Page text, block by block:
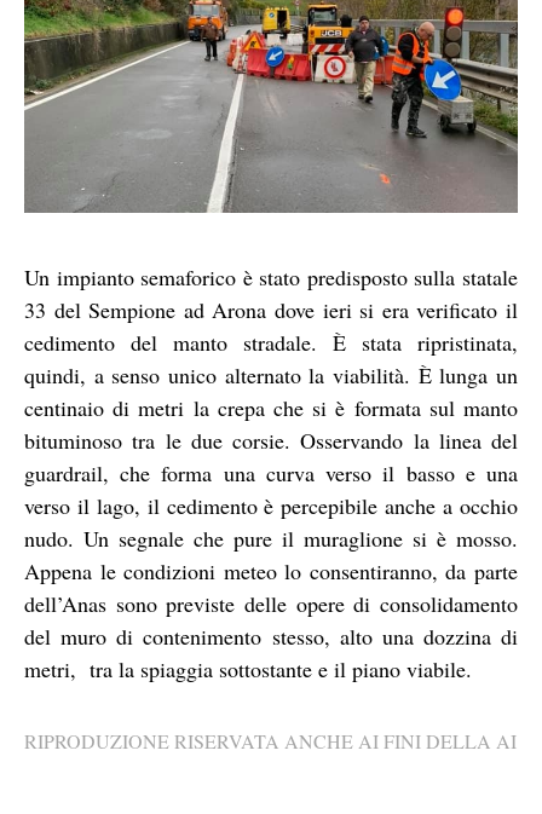
Un impianto semaforico è stato predisposto sulla statale
33 del Sempione ad Arona dove ieri si era verificato il
cedimento del manto stradale. È stata ripristinata,
quindi, a senso unico alternato la viabilità. È lunga un
centinaio di metri la crepa che si è formata sul manto
bituminoso tra le due corsie. Osservando la linea del
guardrail, che forma una curva verso il basso e una
verso il lago, il cedimento è percepibile anche a occhio
nudo. Un segnale che pure il muraglione si è mosso.
Appena le condizioni meteo lo consentiranno, da parte
dell’Anas sono previste delle opere di consolidamento
del muro di contenimento stesso, alto una dozzina di
metri, tra la spiaggia sottostante e il piano viabile.
RIPRODUZIONE RISERVATA ANCHE AI FINI DELLA AI